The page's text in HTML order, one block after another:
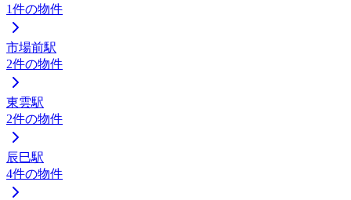
1件の物件
市場前駅
2件の物件
東雲駅
2件の物件
辰巳駅
4件の物件